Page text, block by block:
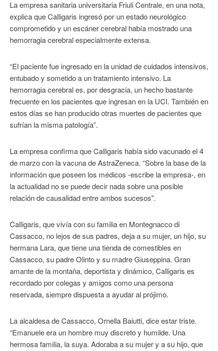
La empresa sanitaria universitaria Friuli Centrale, en una nota,
explica que Calligaris ingresó por un estado neurológico
comprometido y un escáner cerebral había mostrado una
hemorragia cerebral especialmente extensa.
“El paciente fue ingresado en la unidad de cuidados intensivos,
entubado y sometido a un tratamiento intensivo. La
hemorragia cerebral es, por desgracia, un hecho bastante
frecuente en los pacientes que ingresan en la UCI. También en
estos días se han producido otras muertes de pacientes que
sufrían la misma patología”.
La empresa confirma que Calligaris había sido vacunado el 4
de marzo con la vacuna de AstraZeneca. “Sobre la base de la
información que poseen los médicos -escribe la empresa-, en
la actualidad no se puede decir nada sobre una posible
relación de causalidad entre ambos sucesos”.
Calligaris, que vivía con su familia en Montegnacco di
Cassacco, no lejos de sus padres, deja a su mujer, un hijo, su
hermana Lara, que tiene una tienda de comestibles en
Cassacco, su padre Olinto y su madre Giuseppina. Gran
amante de la montaña, deportista y dinámico, Calligaris es
recordado por colegas y amigos como una persona
reservada, siempre dispuesta a ayudar al prójimo.
La alcaldesa de Cassacco, Ornella Baiutti, dice estar triste.
“Emanuele era un hombre muy discreto y humilde. Una
hermosa familia, la suya. Adoraba a su mujer y a su hijo, que